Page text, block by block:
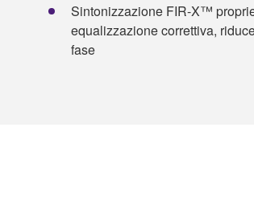
Sintonizzazione FIR-X™
equalizzazione correttiva,
fase